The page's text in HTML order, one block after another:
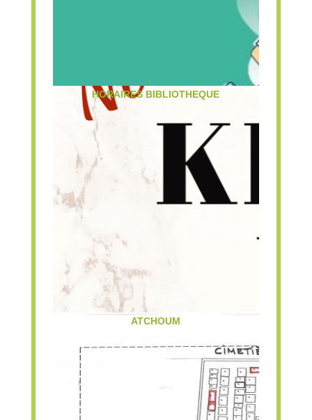
HORAIRES BIBLIOTHEQUE
ATCHOUM